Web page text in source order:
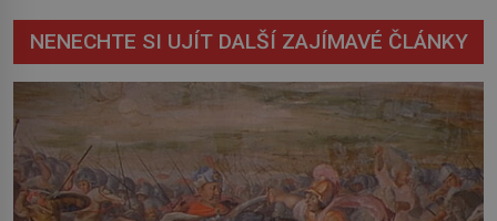
NENECHTE SI UJÍT DALŠÍ ZAJÍMAVÉ ČLÁNKY